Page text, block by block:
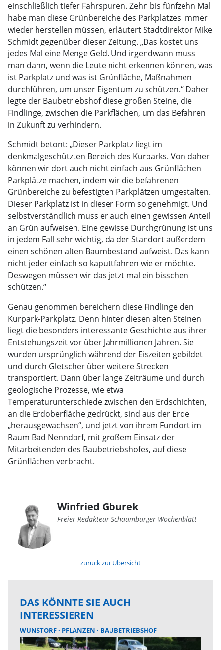
einschließlich tiefer Fahrspuren. Zehn bis fünfzehn Mal
habe man diese Grünbereiche des Parkplatzes immer
wieder herstellen müssen, erläutert Stadtdirektor Mike
Schmidt gegenüber dieser Zeitung. „Das kostet uns
jedes Mal eine Menge Geld. Und irgendwann muss
man dann, wenn die Leute nicht erkennen können, was
ist Parkplatz und was ist Grünfläche, Maßnahmen
durchführen, um unser Eigentum zu schützen.“ Daher
legte der Baubetriebshof diese großen Steine, die
Findlinge, zwischen die Parkflächen, um das Befahren
in Zukunft zu verhindern.
Schmidt betont: „Dieser Parkplatz liegt im
denkmalgeschützten Bereich des Kurparks. Von daher
können wir dort auch nicht einfach aus Grünflächen
Parkplätze machen, indem wir die befahrenen
Grünbereiche zu befestigten Parkplätzen umgestalten.
Dieser Parkplatz ist in dieser Form so genehmigt. Und
selbstverständlich muss er auch einen gewissen Anteil
an Grün aufweisen. Eine gewisse Durchgrünung ist uns
in jedem Fall sehr wichtig, da der Standort außerdem
einen schönen alten Baumbestand aufweist. Das kann
nicht jeder einfach so kaputtfahren wie er möchte.
Deswegen müssen wir das jetzt mal ein bisschen
schützen.“
Genau genommen bereichern diese Findlinge den
Kurpark-Parkplatz. Denn hinter diesen alten Steinen
liegt die besonders interessante Geschichte aus ihrer
Entstehungszeit vor über Jahrmillionen Jahren. Sie
wurden ursprünglich während der Eiszeiten gebildet
und durch Gletscher über weitere Strecken
transportiert. Dann über lange Zeiträume und durch
geologische Prozesse, wie etwa
Temperaturunterschiede zwischen den Erdschichten,
an die Erdoberfläche gedrückt, sind aus der Erde
„herausgewachsen“, und jetzt von ihrem Fundort im
Raum Bad Nenndorf, mit großem Einsatz der
Mitarbeitenden des Baubetriebshofes, auf diese
Grünflächen verbracht.
Winfried Gburek
Freier Redakteur Schaumburger Wochenblatt
zurück zur Übersicht
DAS KÖNNTE SIE AUCH
INTERESSIEREN
WUNSTORF PFLANZEN BAUBETRIEBSHOF